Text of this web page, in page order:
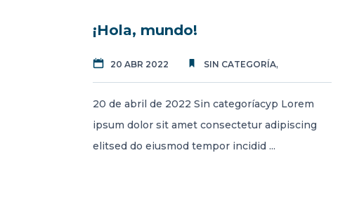
20
¡Hola, mundo!
20 ABR 2022 SIN CATEGORÍA,
20 de abril de 2022 Sin categoríacyp Lorem
ipsum dolor sit amet consectetur adipiscing
elitsed do eiusmod tempor incidid ...